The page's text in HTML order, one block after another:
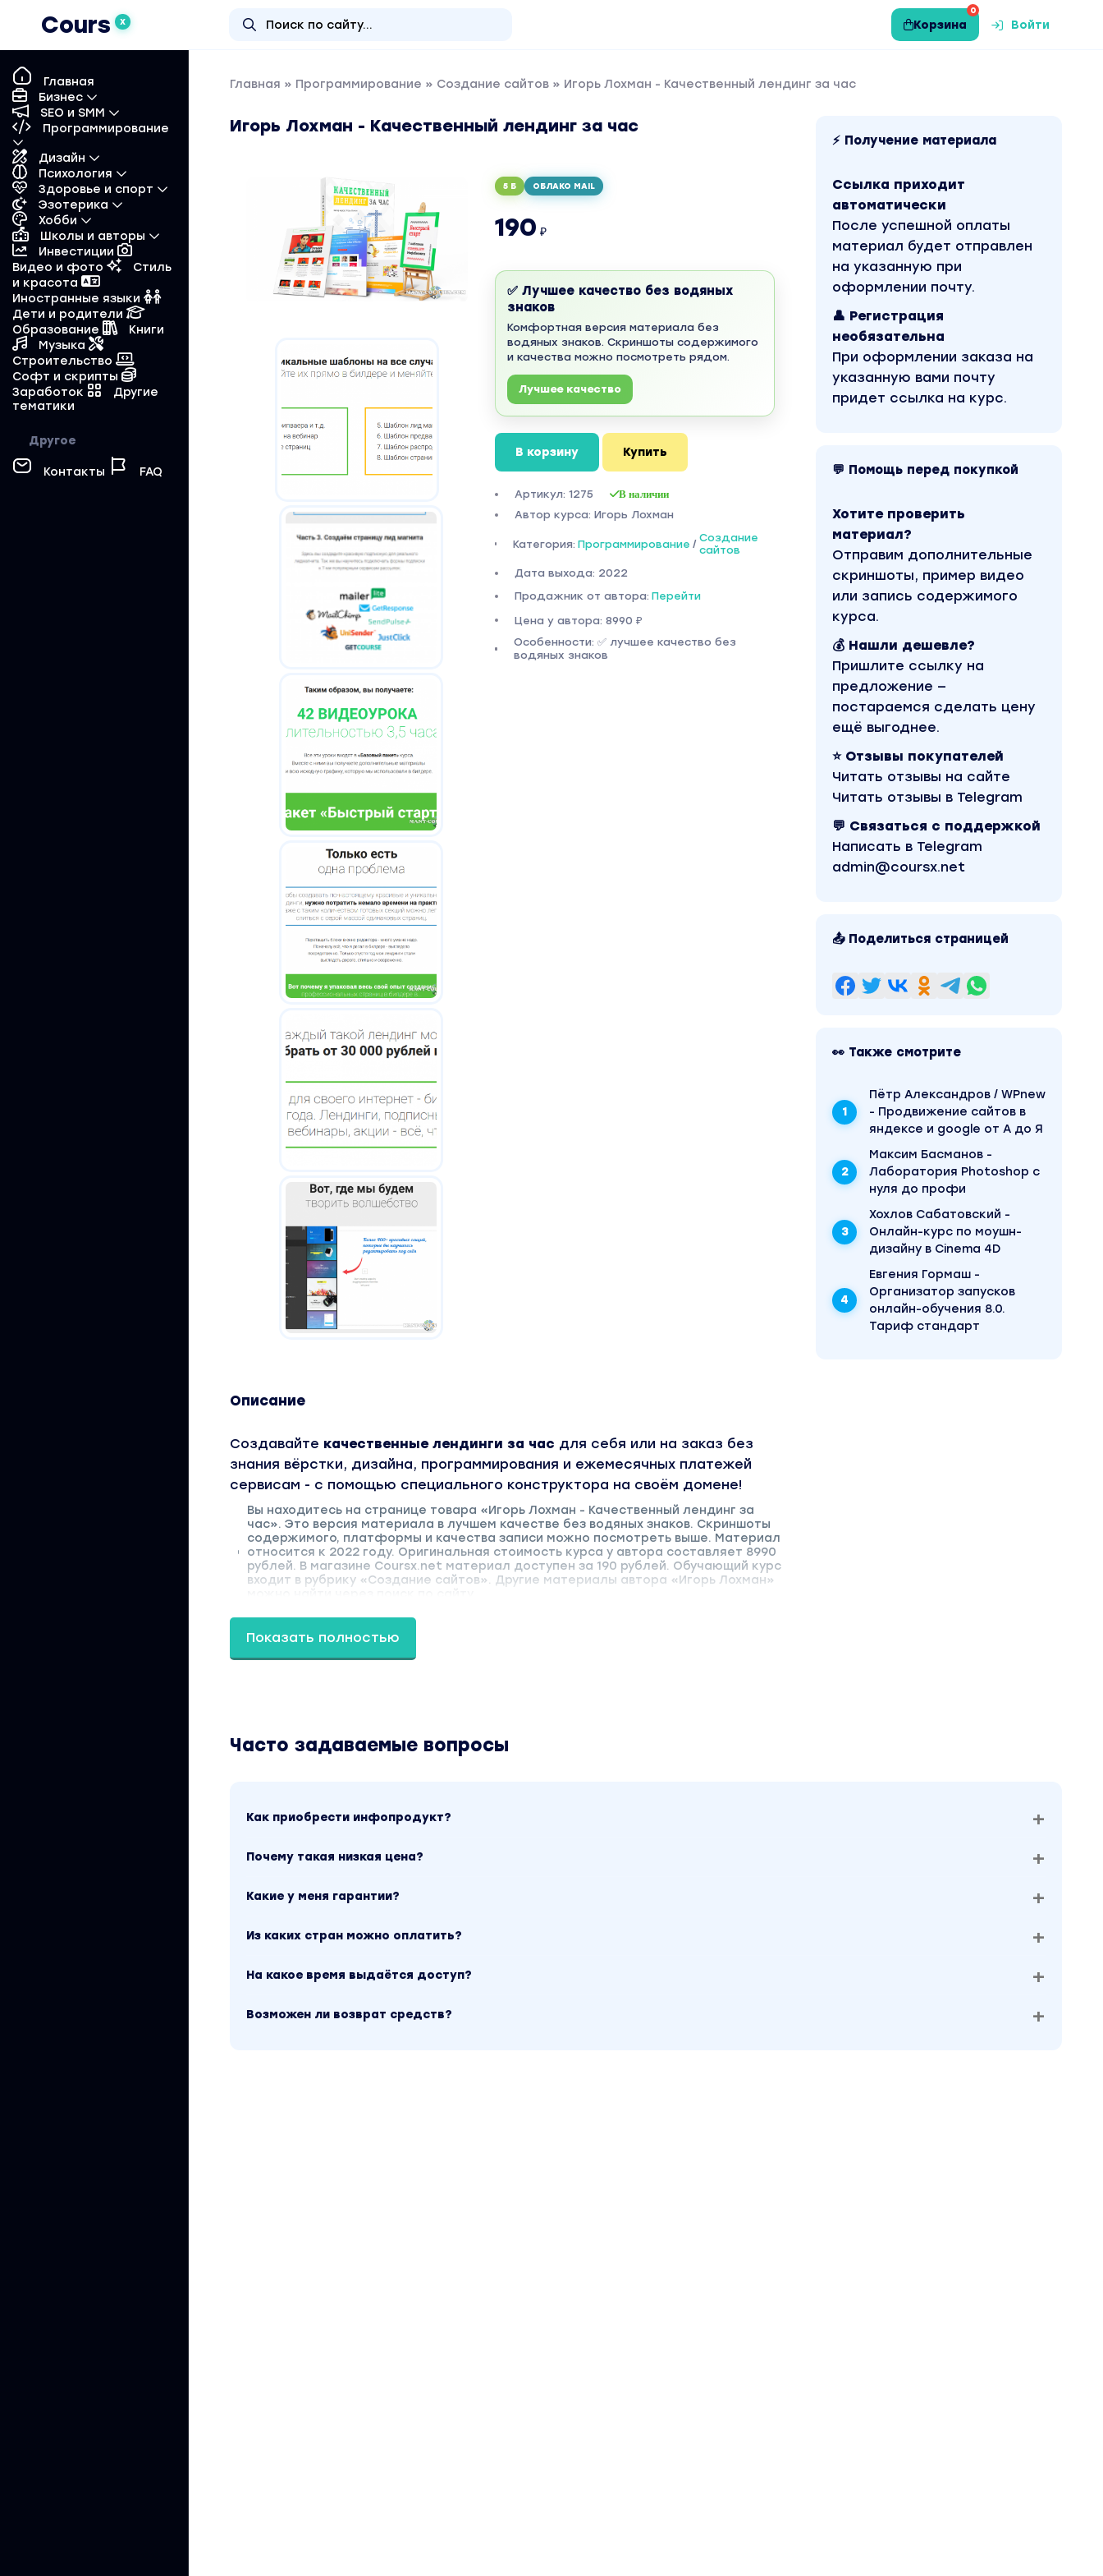
Cours X
0
Корзина Войти
Главная
Бизнес
SEO и SMM
Программирование
Дизайн
Психология
Здоровье и спорт
Эзотерика
Хобби
Школы и авторы
Инвестиции
Видео и фото
Стиль
и красота
Иностранные языки
Дети и родители
Образование
Книги
Музыка
Строительство
Софт и скрипты
Заработок
Другие
тематики
Другое
Контакты FAQ
Главная » Программирование » Создание сайтов » Игорь Лохман - Качественный лендинг за час
Игорь Лохман - Качественный лендинг за час
5 Б ОБЛАКО MAIL
190 ₽
✅ Лучшее качество без водяных
знаков
Комфортная версия материала без
водяных знаков. Скриншоты содержимого
и качества можно посмотреть рядом.
Лучшее качество
В корзину Купить
Артикул: 1275 В наличии
Автор курса: Игорь Лохман
Категория: Программирование / Создание
сайтов
Дата выхода: 2022
Продажник от автора: Перейти
Цена у автора: 8990 ₽
Особенности: ✅ лучшее качество без
водяных знаков
Описание
Создавайте качественные лендинги за час для себя или на заказ без
знания вёрстки, дизайна, программирования и ежемесячных платежей
сервисам - с помощью специального конструктора на своём домене!
Вы находитесь на странице товара «Игорь Лохман - Качественный лендинг за
час». Это версия материала в лучшем качестве без водяных знаков. Скриншоты
содержимого, платформы и качества записи можно посмотреть выше. Материал
относится к 2022 году. Оригинальная стоимость курса у автора составляет 8990
рублей. В магазине Coursx.net материал доступен за 190 рублей. Обучающий курс
входит в рубрику «Создание сайтов». Другие материалы автора «Игорь Лохман»
Показать полностью
⚡ Получение материала
Ссылка приходит
автоматически
После успешной оплаты
материал будет отправлен
на указанную при
оформлении почту.
👤 Регистрация
необязательна
При оформлении заказа на
указанную вами почту
придет ссылка на курс.
💬 Помощь перед покупкой
Хотите проверить
материал?
Отправим дополнительные
скриншоты, пример видео
или запись содержимого
курса.
💰 Нашли дешевле?
Пришлите ссылку на
предложение —
постараемся сделать цену
ещё выгоднее.
⭐ Отзывы покупателей
Читать отзывы на сайте
Читать отзывы в Telegram
💬 Связаться с поддержкой
Написать в Telegram
admin@coursx.net
📤 Поделиться страницей
👀 Также смотрите
Пётр Александров / WPnew
- Продвижение сайтов в
яндексе и google от А до Я
Максим Басманов -
Лаборатория Photoshop с
нуля до профи
Хохлов Сабатовский -
Онлайн-курс по моушн-
дизайну в Cinema 4D
Евгения Гормаш -
Организатор запусков
онлайн-обучения 8.0.
Тариф стандарт
Часто задаваемые вопросы
Как приобрести инфопродукт?
Почему такая низкая цена?
Какие у меня гарантии?
Из каких стран можно оплатить?
На какое время выдаётся доступ?
Возможен ли возврат средств?